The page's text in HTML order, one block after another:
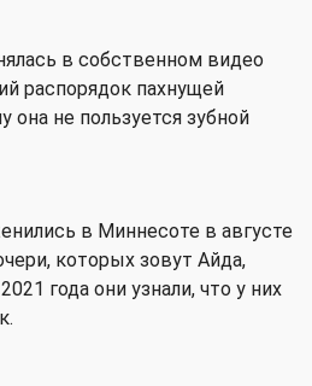
в собственном видео
распорядок пахнущей
не пользуется зубной
в Миннесоте в августе
которых зовут Айда,
года они узнали, что у них